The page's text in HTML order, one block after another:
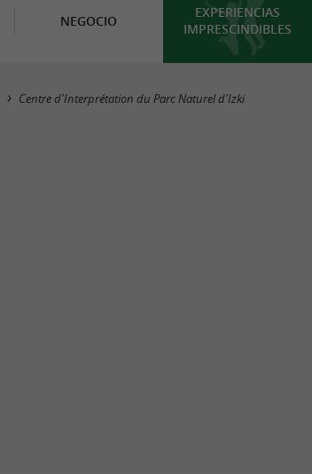
NEGOCIO
EXPERIENCIAS
IMPRESCINDIBLES
Centre d'Interprétation du Parc Naturel d'Izki